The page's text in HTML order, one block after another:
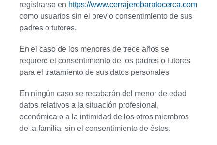
registrarse en https://www.cerrajerobaratocerca.com
como usuarios sin el previo consentimiento de sus
padres o tutores.
En el caso de los menores de trece años se
requiere el consentimiento de los padres o tutores
para el tratamiento de sus datos personales.
En ningún caso se recabarán del menor de edad
datos relativos a la situación profesional,
económica o a la intimidad de los otros miembros
de la familia, sin el consentimiento de éstos.